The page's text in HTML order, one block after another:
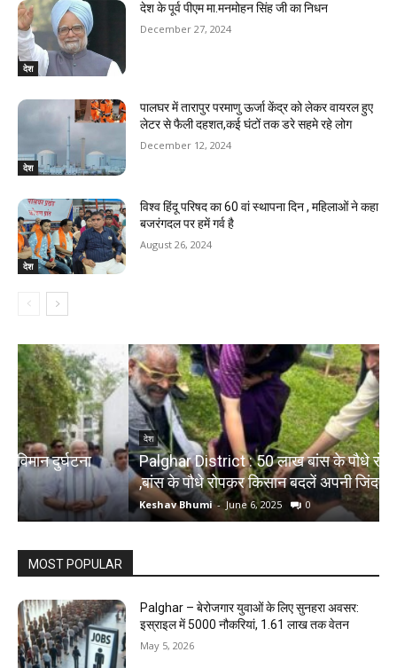
देश
देश के पूर्व पीएम मा.मनमोहन सिंह जी का निधन
December 27, 2024
देश
पालघर में तारापुर परमाणु ऊर्जा केंद्र को लेकर वायरल हुए
लेटर से फैली दहशत,कई घंटों तक डरे सहमे रहे लोग
December 12, 2024
देश
विश्व हिंदू परिषद का 60 वां स्थापना दिन , महिलाओं ने कहा
बजरंगदल पर हमें गर्व है
August 26, 2024
देश
Palghar District : 50 लाख बांस के पौधे रोपने का शुभारंभ
,बांस के पौधे रोपकर किसान बदलें अपनी जिंदगी
Keshav Bhumi June 6, 2025 0
MOST POPULAR
Palghar – बेरोजगार युवाओं के लिए सुनहरा अवसर:
इस्राइल में 5000 नौकरियां, ₹1.61 लाख तक वेतन
May 5, 2026